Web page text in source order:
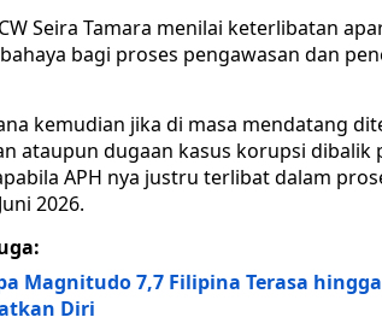
Seira Tamara menilai keterlibatan
bagi proses pengawasan dan
kemudian jika di masa mendatang
ataupun dugaan kasus korupsi dibalik
APH nya justru terlibat dalam
2026.
Magnitudo 7,7 Filipina Terasa
Diri